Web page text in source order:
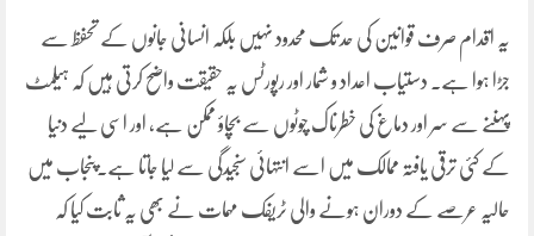
یہ اقدام صرف قوانین کی حد تک محدود نہیں بلکہ انسانی جانوں کے تحفظ سے
جڑا ہوا ہے۔ دستیاب اعداد و شمار اور رپورٹس یہ حقیقت واضح کرتی ہیں کہ ہیلمٹ
پہننے سے سر اور دماغ کی خطرناک چوٹوں سے بچاؤ ممکن ہے، اور اسی لیے دنیا
کے کئی ترقی یافتہ ممالک میں اسے انتہائی سنجیدگی سے لیا جاتا ہے۔پنجاب میں
حالیہ عرصے کے دوران ہونے والی ٹریفک مہمات نے بھی یہ ثابت کیا کہ